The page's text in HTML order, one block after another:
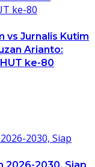
vs Jurnalis Kutim
Arianto:
ke-80